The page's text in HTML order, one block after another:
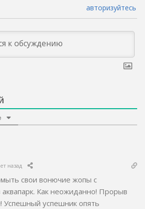
авторизуйтесь
назад
свои вонючие жопы с
Как неожиданно! Прорыв
Успешный успешник опять